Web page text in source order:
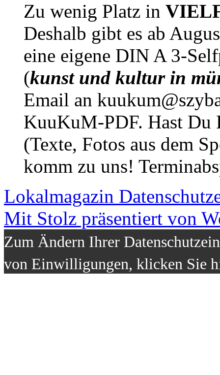
Zu wenig Platz in
Deshalb gibt es ab
eine eigene DIN A 3-
(kunst und kultur in
Email an
KuuKuM-PDF. Hast Du
(Texte, Fotos aus dem
komm zu uns!
Lokalmagazin
Mit Stolz präsentiert von
Zum Ändern Ihrer
von Einwilligungen, klicken Sie